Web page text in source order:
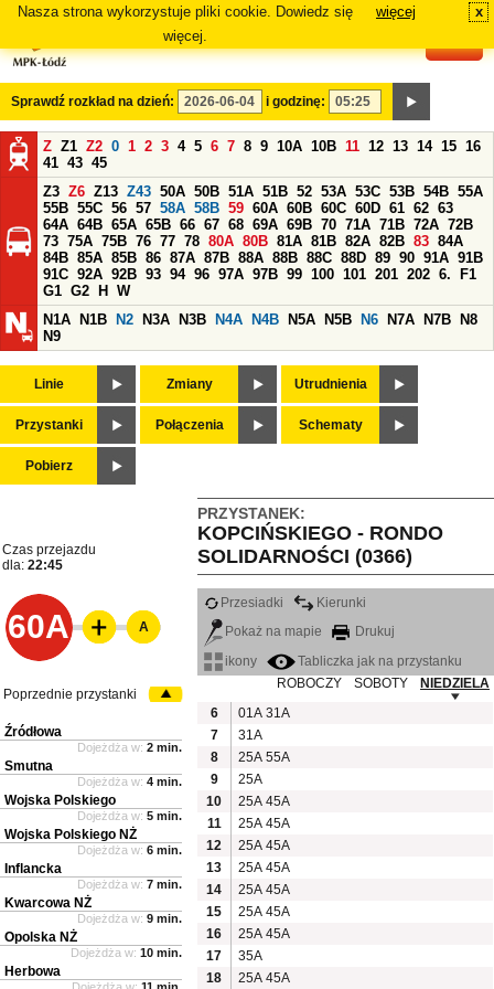
Nasza strona wykorzystuje pliki cookie. Dowiedz się
więcej.
więcej x
Sprawdź rozkład na dzień: i godzinę:
Z Z1 Z2 0 1 2 3 4 5 6 7 8 9 10A 10B 11 12 13 14 15 16
41 43 45
Z3 Z6 Z13 Z43 50A 50B 51A 51B 52 53A 53C 53B 54B 55A
55B 55C 56 57 58A 58B 59 60A 60B 60C 60D 61 62 63
64A 64B 65A 65B 66 67 68 69A 69B 70 71A 71B 72A 72B
73 75A 75B 76 77 78 80A 80B 81A 81B 82A 82B 83 84A
84B 85A 85B 86 87A 87B 88A 88B 88C 88D 89 90 91A 91B
91C 92A 92B 93 94 96 97A 97B 99 100 101 201 202 6.
F1
G1 G2 H
W
N1A
N1B N2 N3A N3B N4A N4B N5A N5B N6 N7A N7B
N8
N9
Linie Zmiany Utrudnienia
Przystanki Połączenia Schematy
Pobierz
PRZYSTANEK:
KOPCIŃSKIEGO - RONDO
SOLIDARNOŚCI (0366)
Czas przejazdu
dla: 22:45
60A
Przesiadki
Kierunki
Pokaż na mapie
Drukuj
ikony
Tabliczka jak na przystanku
ROBOCZY
SOBOTY
NIEDZIELA
6
01A 31A
7
31A
8
25A 55A
9
25A
10
25A 45A
11
25A 45A
12
25A 45A
13
25A 45A
14
25A 45A
15
25A 45A
16
25A 45A
17
35A
18
25A 45A
A
Poprzednie przystanki
Źródłowa
Dojeżdża w: 2 min.
Smutna
Dojeżdża w: 4 min.
Wojska Polskiego
Dojeżdża w: 5 min.
Wojska Polskiego NŻ
Dojeżdża w: 6 min.
Inflancka
Dojeżdża w: 7 min.
Kwarcowa NŻ
Dojeżdża w: 9 min.
Opolska NŻ
Dojeżdża w: 10 min.
Herbowa